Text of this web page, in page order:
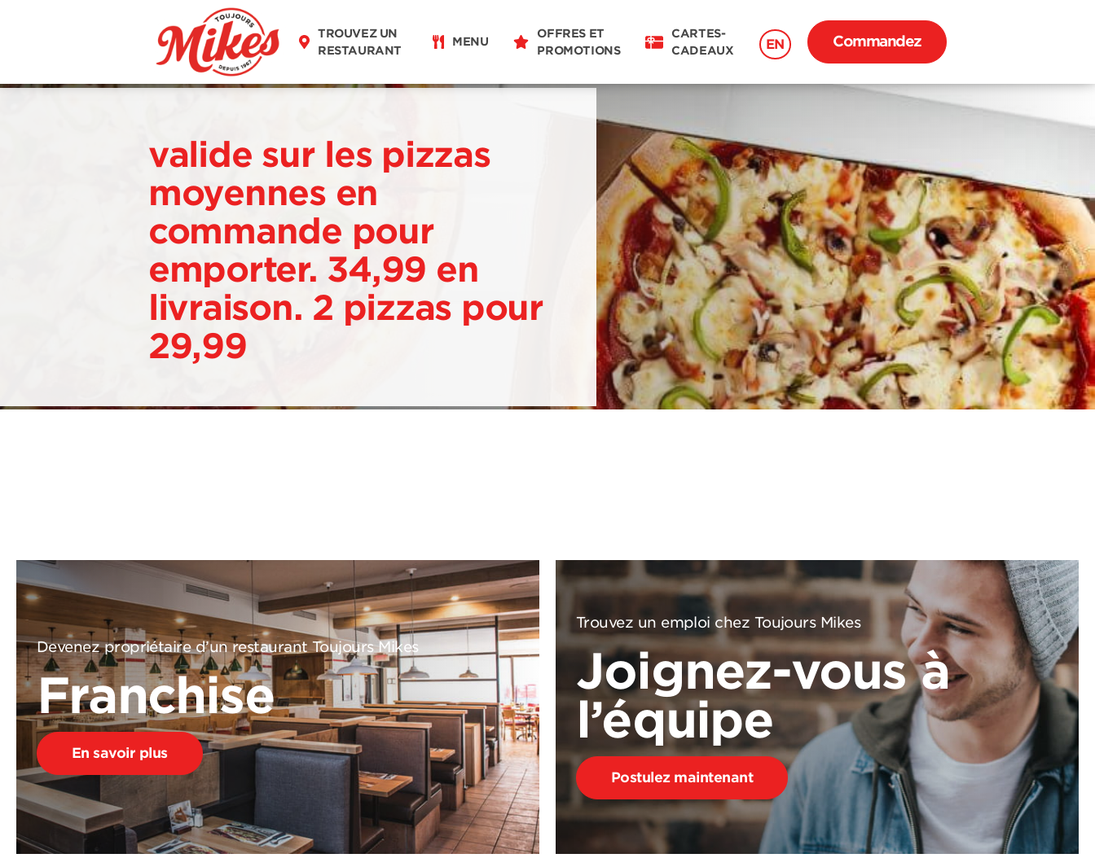
TROUVEZ UN
RESTAURANT
MENU
OFFRES ET
PROMOTIONS
CARTES-
CADEAUX
EN Commandez
valide sur les pizzas
moyennes en
commande pour
emporter. 34,99 en
livraison. 2 pizzas pour
29,99
Devenez propriétaire d’un restaurant Toujours Mikes
Franchise
En savoir plus
Trouvez un emploi chez Toujours Mikes
Joignez-vous à
l’équipe
Postulez maintenant